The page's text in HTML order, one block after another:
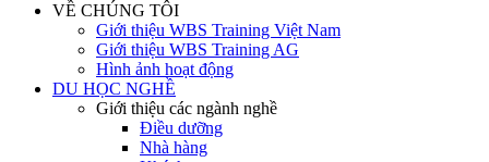
VỀ CHÚNG TÔI
Giới thiệu WBS Training Việt Nam
Giới thiệu WBS Training AG
Hình ảnh hoạt động
DU HỌC NGHỀ
Giới thiệu các ngành nghề
Điều dưỡng
Nhà hàng